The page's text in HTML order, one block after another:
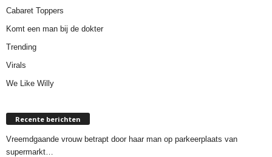
Cabaret Toppers
Komt een man bij de dokter
Trending
Virals
We Like Willy
Recente berichten
Vreemdgaande vrouw betrapt door haar man op parkeerplaats van
supermarkt…